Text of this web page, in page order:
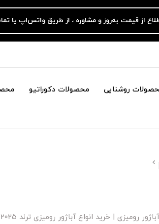
از قیمت به‌روز و مشاوره ، از طریق واتس‌اپ یا
روشنایی محصولات دکوراتیو
آباژور رومیزی | خرید انواع آباژور رومیزی ترند 2025 [+عکس]